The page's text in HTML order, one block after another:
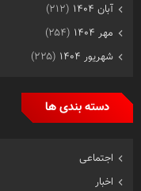
آبان ۱۴۰۴
(۲۱۲)
مهر ۱۴۰۴
(۲۵۴)
شهریور ۱۴۰۴
(۲۲۵)
دسته بندی ها
اجتماعی
اخبار